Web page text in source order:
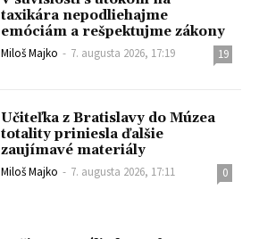
taxikára nepodliehajme
emóciám a rešpektujme zákony
Miloš Majko - 7. augusta 2026, 17:19 19
Učiteľka z Bratislavy do Múzea
totality priniesla ďalšie
zaujímavé materiály
Miloš Majko - 7. augusta 2026, 17:11 0